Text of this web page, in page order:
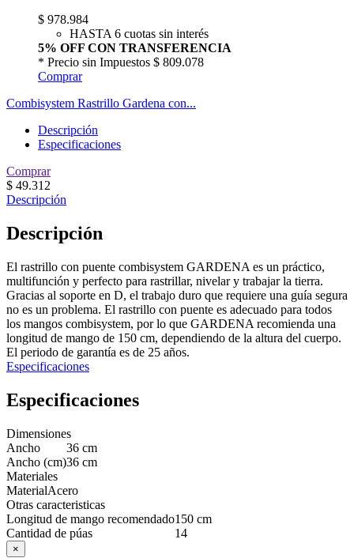
$ 978.984
HASTA 6 cuotas sin interés
5% OFF CON TRANSFERENCIA
* Precio sin Impuestos $ 809.078
Comprar
Combisystem Rastrillo Gardena con...
Descripción
Especificaciones
Comprar
$ 49.312
Descripción
Descripción
El rastrillo con puente combisystem GARDENA es un práctico,
multifunción y perfecto para rastrillar, nivelar y trabajar la tierra.
Gracias al soporte en D, el trabajo duro que requiere una guía segura
no es un problema. El rastrillo con puente es adecuado para todos
los mangos combisystem, por lo que GARDENA recomienda una
longitud de mango de 150 cm, dependiendo de la altura del cuerpo.
El periodo de garantía es de 25 años.
Especificaciones
Especificaciones
Dimensiones
Ancho
36 cm
Ancho (cm)36 cm
Materiales
MaterialAcero
Otras caracteristicas
Longitud de mango recomendado150 cm
Cantidad de púas
14
×